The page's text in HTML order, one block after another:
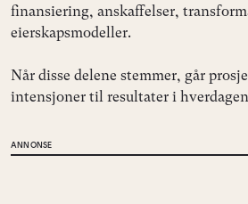
finansiering, anskaffelser,
eierskapsmodeller.
Når disse delene stemmer, går
intensjoner til resultater i
ANNONSE